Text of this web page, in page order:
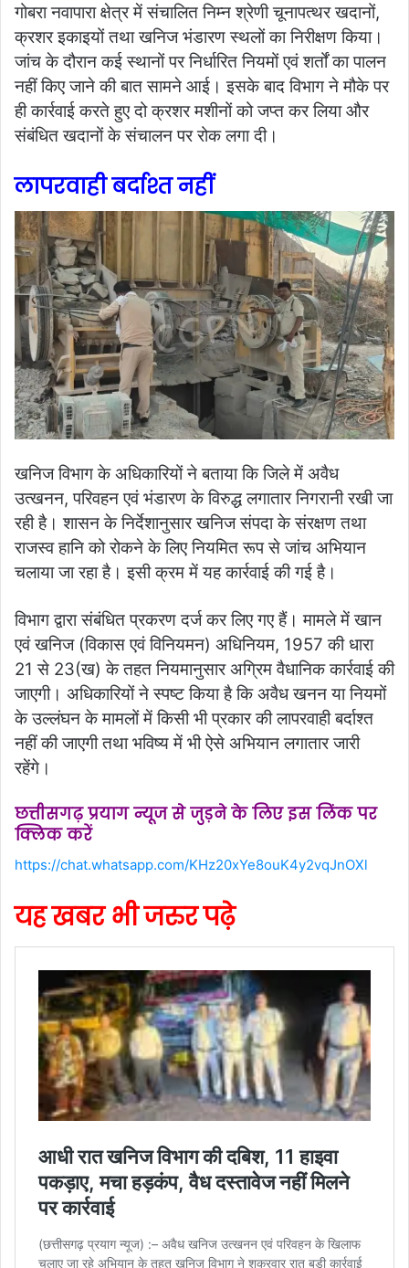
गोबरा नवापारा क्षेत्र में संचालित निम्न श्रेणी चूनापत्थर खदानों,
क्रशर इकाइयों तथा खनिज भंडारण स्थलों का निरीक्षण किया।
जांच के दौरान कई स्थानों पर निर्धारित नियमों एवं शर्तों का पालन
नहीं किए जाने की बात सामने आई। इसके बाद विभाग ने मौके पर
ही कार्रवाई करते हुए दो क्रशर मशीनों को जप्त कर लिया और
संबंधित खदानों के संचालन पर रोक लगा दी।
लापरवाही बर्दाश्त नहीं
खनिज विभाग के अधिकारियों ने बताया कि जिले में अवैध
उत्खनन, परिवहन एवं भंडारण के विरुद्ध लगातार निगरानी रखी जा
रही है। शासन के निर्देशानुसार खनिज संपदा के संरक्षण तथा
राजस्व हानि को रोकने के लिए नियमित रूप से जांच अभियान
चलाया जा रहा है। इसी क्रम में यह कार्रवाई की गई है।
विभाग द्वारा संबंधित प्रकरण दर्ज कर लिए गए हैं। मामले में खान
एवं खनिज (विकास एवं विनियमन) अधिनियम, 1957 की धारा
21 से 23(ख) के तहत नियमानुसार अग्रिम वैधानिक कार्रवाई की
जाएगी। अधिकारियों ने स्पष्ट किया है कि अवैध खनन या नियमों
के उल्लंघन के मामलों में किसी भी प्रकार की लापरवाही बर्दाश्त
नहीं की जाएगी तथा भविष्य में भी ऐसे अभियान लगातार जारी
रहेंगे।
छत्तीसगढ़ प्रयाग न्यूज से जुड़ने के लिए इस लिंक पर
क्लिक करें
https://chat.whatsapp.com/KHz20xYe8ouK4y2vqJnOXl
यह खबर भी जरुर पढ़े